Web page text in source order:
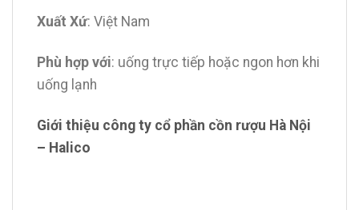
Xuất Xứ: Việt Nam
Phù hợp với: uống trực tiếp hoặc ngon hơn khi
uống lạnh
Giới thiệu công ty cổ phần cồn rượu Hà Nội
– Halico